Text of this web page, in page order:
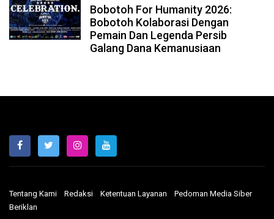
Bobotoh For Humanity 2026:
Bobotoh Kolaborasi Dengan
Pemain Dan Legenda Persib
Galang Dana Kemanusiaan
Tentang Kami Redaksi Ketentuan Layanan
Pedoman Media Siber
Beriklan